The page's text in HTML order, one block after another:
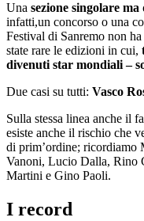
Una sezione singolare
infatti,un concorso o una
Festival di Sanremo non
state rare le edizioni in cui,
divenuti star mondiali –
Due casi su tutti: Vasco
Sulla stessa linea anche il
esiste anche il rischio che
di prim’ordine;
Vanoni, Lucio Dalla, Rino
Martini e Gino Paoli.
I record